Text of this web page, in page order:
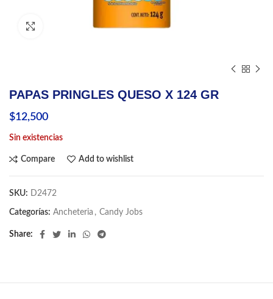
Click to enlarge
PAPAS PRINGLES QUESO X 124 GR
$12,500
Sin existencias
Compare Add to wishlist
SKU: D2472
Categorías: Ancheteria , Candy Jobs
Share